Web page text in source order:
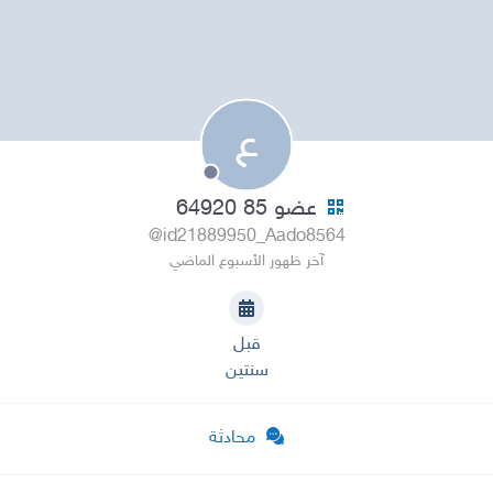
ع
عضو 85 64920
@id21889950_Aado8564
آخر ظهور الأسبوع الماضي
قبل
سنتين
محادثة